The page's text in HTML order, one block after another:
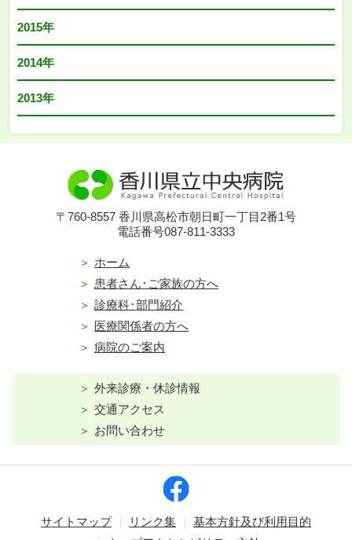
2015年
2014年
2013年
〒760-8557 香川県高松市朝日町一丁目2番1号
電話番号087-811-3333
ホーム
患者さん･ご家族の方へ
診療科･部門紹介
医療関係者の方へ
病院のご案内
外来診療・休診情報
交通アクセス
お問い合わせ
サイトマップ リンク集
基本方針及び利用目的